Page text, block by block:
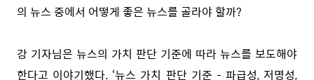
의 뉴스 중에서 어떻게 좋은 뉴스를 골라야 할까?
강 기자님은 뉴스의 가치 판단 기준에 따라 뉴스를 보도해야
한다고 이야기했다. ‘뉴스 가치 판단 기준 - 파급성, 저명성,